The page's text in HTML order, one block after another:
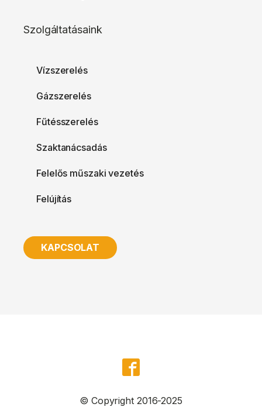
Szolgáltatásaink
Vízszerelés
Gázszerelés
Fűtésszerelés
Szaktanácsadás
Felelős műszaki vezetés
Felújítás
KAPCSOLAT
© Copyright 2016-2025